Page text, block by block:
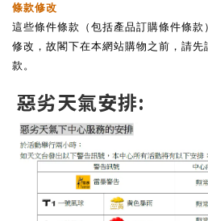
條款修改
這些條件條款（包括產品訂購條件條款
修改，故閣下在本網站購物之前，請
款。
惡劣天氣安排: